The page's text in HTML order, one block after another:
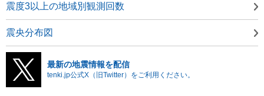
震度3以上の地域別観測回数
震央分布図
最新の地震情報を配信
tenki.jp公式X（旧Twitter）をご利用ください。